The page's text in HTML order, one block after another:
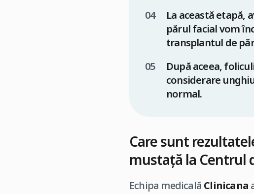
La această etapă,
părul facial vom
transplantul de
După aceea,
considerare
normal.
Care sunt
mustață la Centrul
Echipa medicală Clinicana